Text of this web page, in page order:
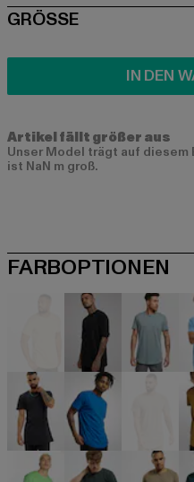
SIZE
GRÖSSE
IN DEN
Artikel fällt größer aus
Unser Model trägt auf diesem
ist NaN m groß.
FARBOPTIONEN
beige schwarz
blau blau braun